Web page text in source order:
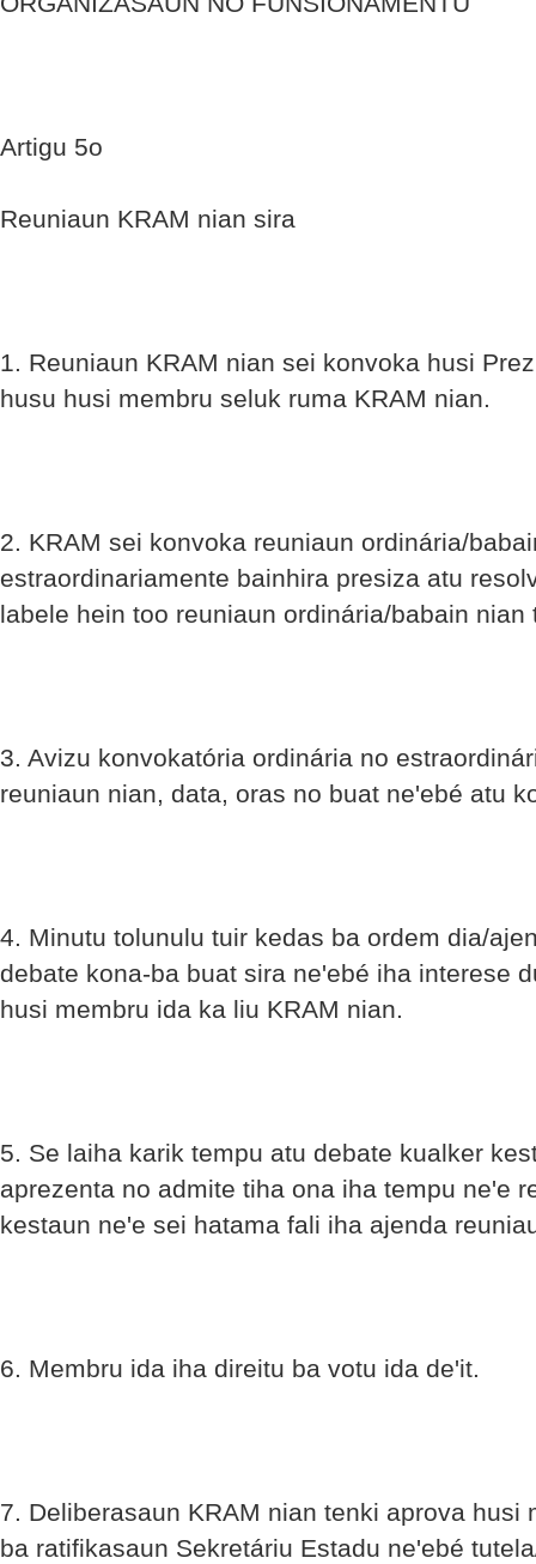
Artigu 5o
Reuniaun KRAM nian sira
1. Reuniaun KRAM nian sei konvoka husi
husu husi membru seluk ruma KRAM nian.
2. KRAM sei konvoka reuniaun ordinária/
estraordinariamente bainhira presiza atu
labele hein too reuniaun ordinária/babain nian
3. Avizu konvokatória ordinária no
reuniaun nian, data, oras no buat ne'ebé atu
4. Minutu tolunulu tuir kedas ba ordem dia/
debate kona-ba buat sira ne'ebé iha interese
husi membru ida ka liu KRAM nian.
5. Se laiha karik tempu atu debate kualker
aprezenta no admite tiha ona iha tempu ne'e
kestaun ne'e sei hatama fali iha ajenda
6. Membru ida iha direitu ba votu ida de'it.
7. Deliberasaun KRAM nian tenki aprova husi
ba ratifikasaun Sekretáriu Estadu ne'ebé